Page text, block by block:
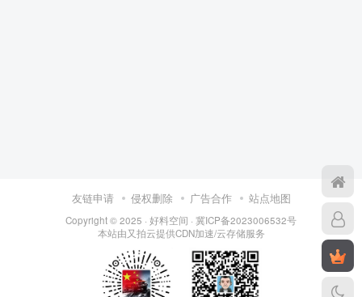
友链申请 侵权删除 广告合作 站点地图
Copyright © 2025 · 好料空间 · 冀ICP备2023006532号
本站由又拍云提供CDN加速/云存储服务